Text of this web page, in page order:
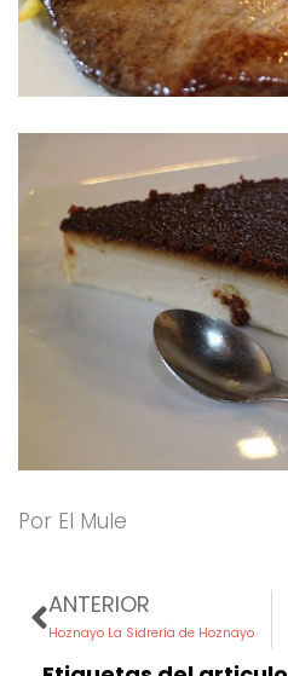
Por El Mule
Prev
ANTERIOR
Hoznayo La Sidrería de Hoznayo